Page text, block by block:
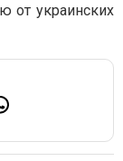
от украинских